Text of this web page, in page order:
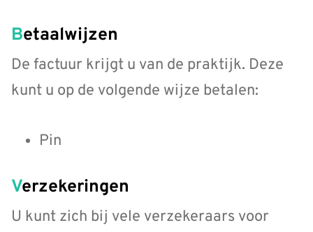
Betaalwijzen
De factuur krijgt u van de praktijk. Deze
kunt u op de volgende wijze betalen:
Pin
Verzekeringen
U kunt zich bij vele verzekeraars voor